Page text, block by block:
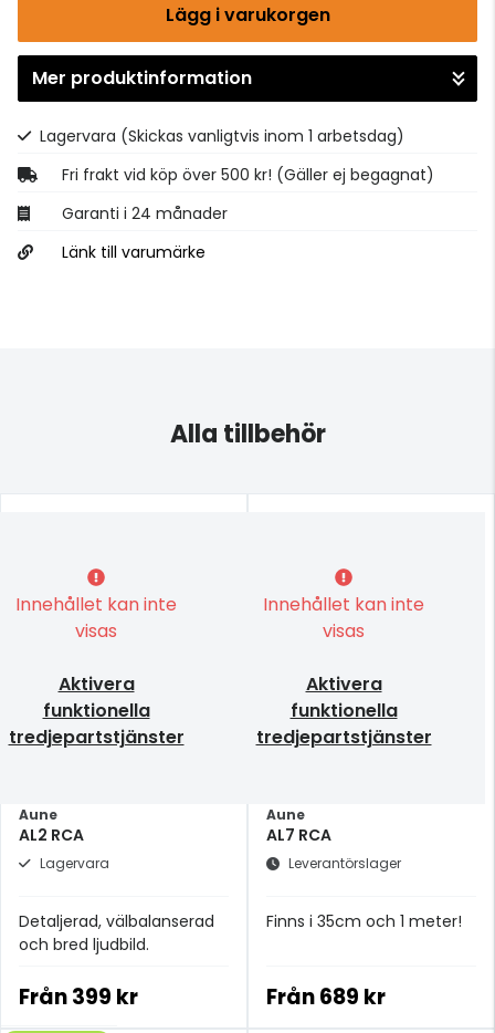
Lägg i varukorgen
Gå till kassan
Mer produktinformation
Lagervara (Skickas vanligtvis inom 1 arbetsdag)
Fri frakt vid köp över 500 kr! (Gäller ej begagnat)
Garanti i 24 månader
Länk till varumärke
Alla tillbehör
Innehållet kan inte
visas
Aktivera
funktionella
tredjepartstjänster
Aune
AL2 RCA
Lagervara
Detaljerad, välbalanserad
och bred ljudbild.
Från399 kr
Innehållet kan inte
visas
Aktivera
funktionella
tredjepartstjänster
Aune
AL7 RCA
Leverantörslager
Finns i 35cm och 1 meter!
Från689 kr